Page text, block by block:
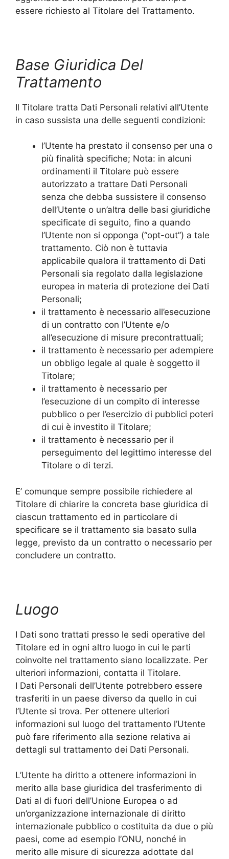
essere richiesto al Titolare del Trattamento.
Base Giuridica Del
Trattamento
Il Titolare tratta Dati Personali relativi all’Utente
in caso sussista una delle seguenti condizioni:
l’Utente ha prestato il consenso per una o
più finalità specifiche; Nota: in alcuni
ordinamenti il Titolare può essere
autorizzato a trattare Dati Personali
senza che debba sussistere il consenso
dell’Utente o un’altra delle basi giuridiche
specificate di seguito, fino a quando
l’Utente non si opponga (“opt-out”) a tale
trattamento. Ciò non è tuttavia
applicabile qualora il trattamento di Dati
Personali sia regolato dalla legislazione
europea in materia di protezione dei Dati
Personali;
il trattamento è necessario all’esecuzione
di un contratto con l’Utente e/o
all’esecuzione di misure precontrattuali;
il trattamento è necessario per adempiere
un obbligo legale al quale è soggetto il
Titolare;
il trattamento è necessario per
l’esecuzione di un compito di interesse
pubblico o per l’esercizio di pubblici poteri
di cui è investito il Titolare;
il trattamento è necessario per il
perseguimento del legittimo interesse del
Titolare o di terzi.
E’ comunque sempre possibile richiedere al
Titolare di chiarire la concreta base giuridica di
ciascun trattamento ed in particolare di
specificare se il trattamento sia basato sulla
legge, previsto da un contratto o necessario per
concludere un contratto.
Luogo
I Dati sono trattati presso le sedi operative del
Titolare ed in ogni altro luogo in cui le parti
coinvolte nel trattamento siano localizzate. Per
ulteriori informazioni, contatta il Titolare.
I Dati Personali dell’Utente potrebbero essere
trasferiti in un paese diverso da quello in cui
l’Utente si trova. Per ottenere ulteriori
informazioni sul luogo del trattamento l’Utente
può fare riferimento alla sezione relativa ai
dettagli sul trattamento dei Dati Personali.
L’Utente ha diritto a ottenere informazioni in
merito alla base giuridica del trasferimento di
Dati al di fuori dell’Unione Europea o ad
un’organizzazione internazionale di diritto
internazionale pubblico o costituita da due o più
paesi, come ad esempio l’ONU, nonché in
merito alle misure di sicurezza adottate dal